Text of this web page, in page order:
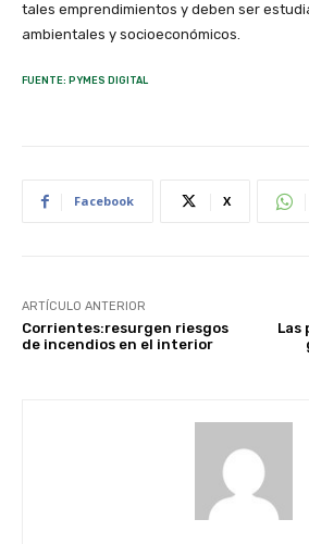
tales emprendimientos y deben ser
ambientales y socioeconómicos.
FUENTE: PYMES DIGITAL
Facebook X
ARTÍCULO ANTERIOR
Corrientes:resurgen riesgos
de incendios en el interior
Las